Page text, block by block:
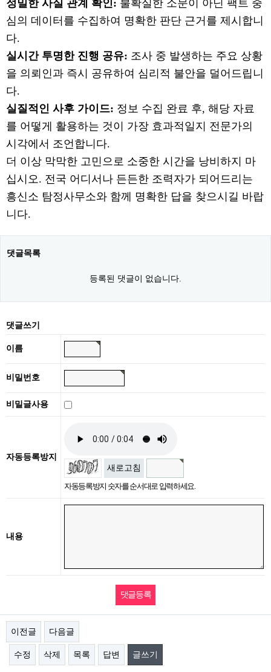
정밀한 사실 관계 확인: 불확실한 소문이 아닌 팩트 중
심의 데이터를 수집하여 명확한 판단 근거를 제시합니
다.
실시간 투명한 진행 공유: 조사 중 발생하는 주요 상황
을 의뢰인과 즉시 공유하여 심리적 불안을 덜어드립니
다.
실질적인 사후 가이드: 정보 수집 완료 후, 해당 자료
를 어떻게 활용하는 것이 가장 효과적일지 전문가의
시각에서 조언합니다.
더 이상 막막한 고민으로 소중한 시간을 낭비하지 마
십시오. 전국 어디서나 든든한 조력자가 되어드리는
흥신소 탐정사무소와 함께 명확한 답을 찾으시길 바랍
니다.
댓글목록
등록된 댓글이 없습니다.
댓글쓰기
이름
비밀번호
비밀글사용
자동등록방지
새로고침
자동등록방지 숫자를 순서대로 입력하세요.
내용
이전글 다음글
수정 삭제 목록 답변 글쓰기